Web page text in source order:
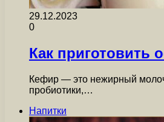
29.12.2023
0
Как приготовить
Кефир — это нежирный
пробиотики,…
Напитки